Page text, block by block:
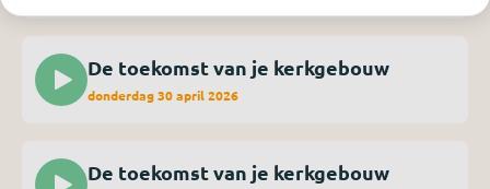
De toekomst van je kerkgebouw
donderdag 30 april 2026
De toekomst van je kerkgebouw